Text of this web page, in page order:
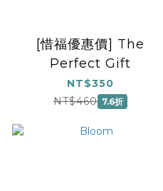
[惜福優惠價] The
Perfect Gift
NT$350
NT$460 7.6折